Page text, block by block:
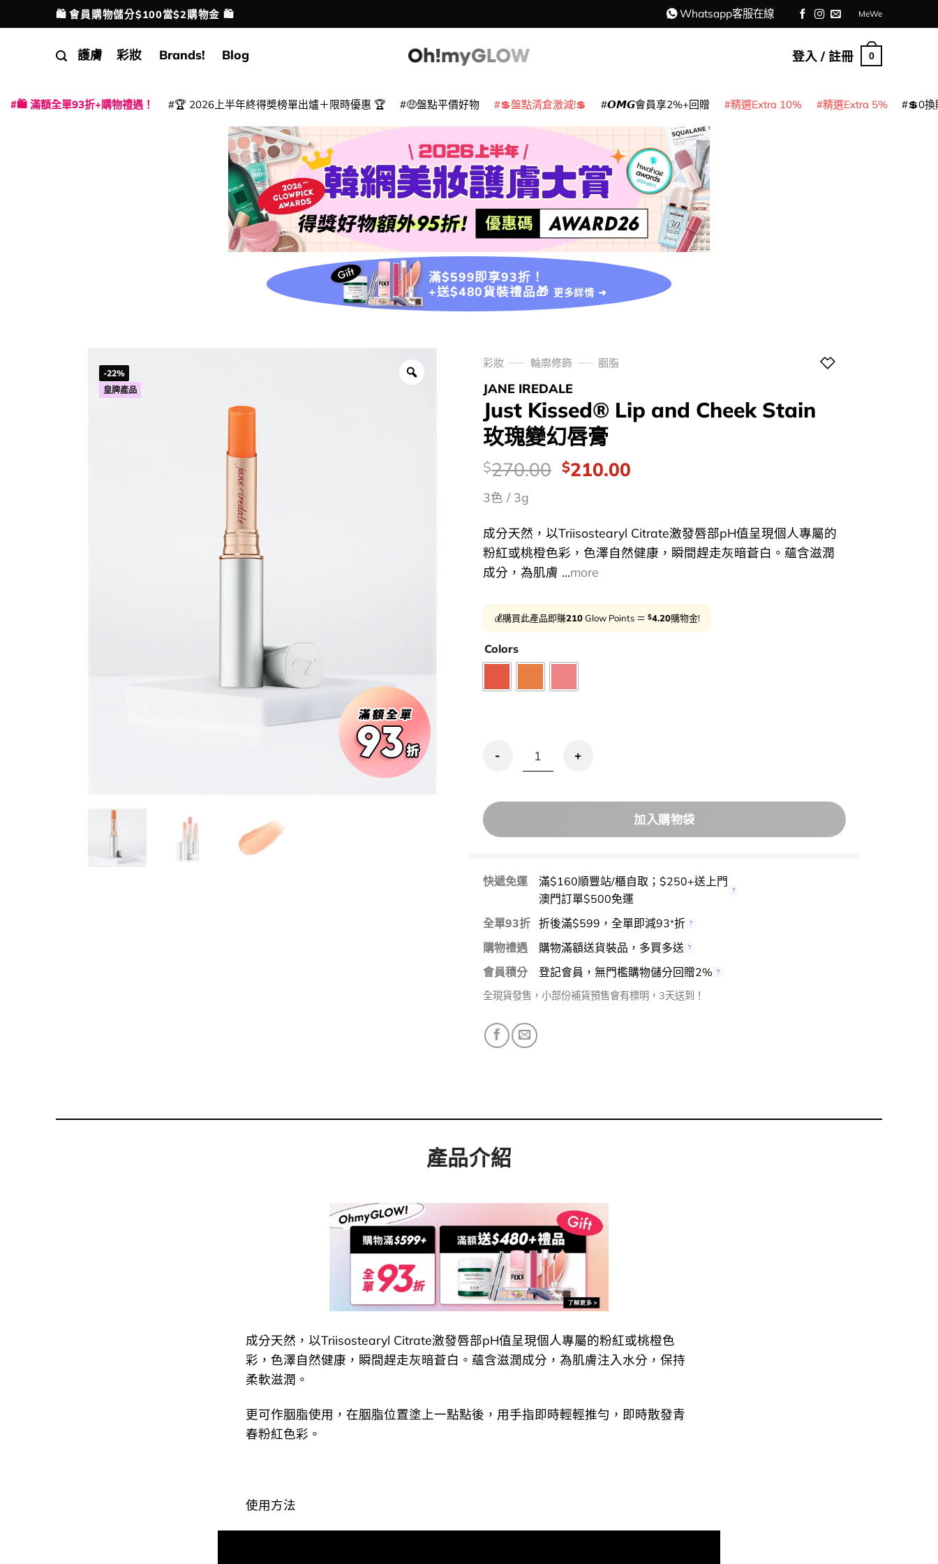
to
配送港澳
🛍️ 會員購物儲分$100當$2購物金 🛍️ Whatsapp客服在線 MeWe
護膚 彩妝 Brands! Blog 登入 / 註冊 0
🛍️ 滿額全單93折+購物禮遇！ 🏆 2026上半年終得奬榜單出爐＋限時優惠 🏆 🤑盤點平價好物 💲盤點清倉激減!💲 𝙊𝙈𝙂會員享2%+回贈 精選Extra 10% 精選Extra 5% 💲0換
滿$599即享93折！
+送$480貨裝禮品🎁 更多詳情 ➜
-22%
皇牌產品
彩妝 輪廓修飾 胭脂
JANE IREDALE
Just Kissed® Lip and Cheek Stain
玫瑰變幻唇膏
價
錢：
$270.00 Original
$270.00.
$210.00Current
$210.00.
3色 / 3g
成分天然，以Triisostearyl Citrate激發唇部pH值呈現個人專屬的
粉紅或桃橙色彩，色澤自然健康，瞬間趕走灰暗蒼白。蘊含滋潤
成分，為肌膚 ...more
💰購買此產品即賺210Glow Points ＝ $4.20購物金!
Colors
Just Kissed® Lip and Cheek Stain | 玫瑰變幻唇膏 數量
加入購物袋
快遞免運
滿$160順豐站/櫃自取；$250+送上門
澳門訂單$500免運
全單93折 折後滿$599，全單即減93*折
購物禮遇
購物滿額送貨裝品，多買多送
會員積分
登記會員，無門檻購物儲分回贈2%
全現貨發售，小部份補貨預售會有標明，3天送到！
產品介紹
成分天然，以Triisostearyl Citrate激發唇部pH值呈現個人專屬的粉紅或桃橙色
彩，色澤自然健康，瞬間趕走灰暗蒼白。蘊含滋潤成分，為肌膚注入水分，保持
柔軟滋潤。
更可作胭脂使用，在胭脂位置塗上一點點後，用手指即時輕輕推勻，即時散發青
春粉紅色彩。
使用方法